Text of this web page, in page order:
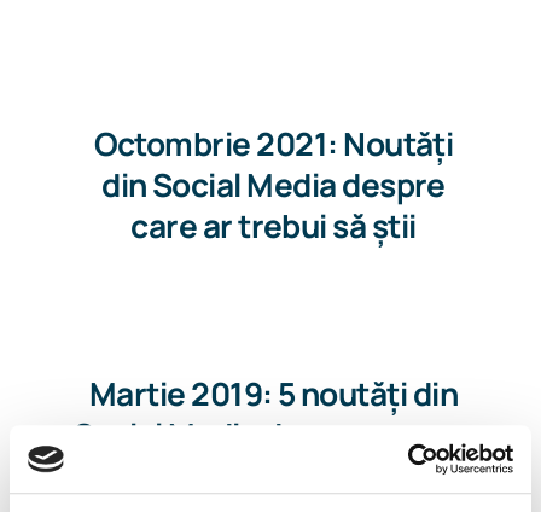
Octombrie 2021: Noutăți
din Social Media despre
care ar trebui să știi
Martie 2019: 5 noutăți din
Social Media despre care ar